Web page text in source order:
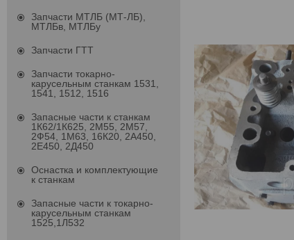
Запчасти МТЛБ (МТ-ЛБ),
МТЛБв, МТЛБу
Запчасти ГТТ
Запчасти токарно-
карусельным станкам 1531,
1541, 1512, 1516
Запасные части к станкам
1К62/1К625, 2М55, 2М57,
2Ф54, 1М63, 16К20, 2А450,
2Е450, 2Д450
Оснастка и комплектующие
к станкам
Запасные части к токарно-
карусельным станкам
1525,1Л532